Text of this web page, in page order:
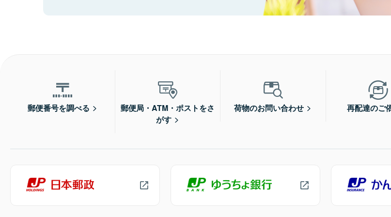
郵便番号を調べる
郵便局・ATM・ポストをさ
がす
荷物のお問い合わせ 再配達のご